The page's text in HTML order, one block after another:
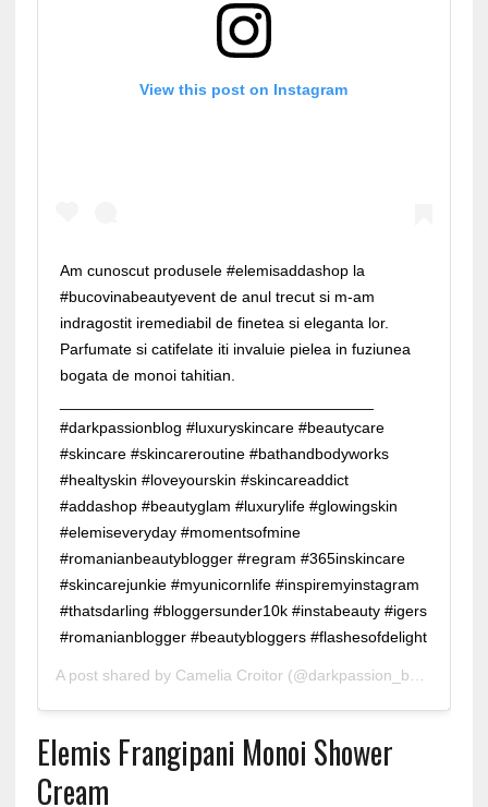
View this post on Instagram
Am cunoscut produsele #elemisaddashop la
#bucovinabeautyevent de anul trecut si m-am
indragostit iremediabil de finetea si eleganta lor.
Parfumate si catifelate iti invaluie pielea in fuziunea
bogata de monoi tahitian.
#darkpassionblog #luxuryskincare #beautycare
#skincare #skincareroutine #bathandbodyworks
#healtyskin #loveyourskin #skincareaddict
#addashop #beautyglam #luxurylife #glowingskin
#elemiseveryday #momentsofmine
#romanianbeautyblogger #regram #365inskincare
#skincarejunkie #myunicornlife #inspiremyinstagram
#thatsdarling #bloggersunder10k #instabeauty #igers
#romanianblogger #beautybloggers #flashesofdelight
A post shared by Camelia Croitor (@darkpassion_beautyblog) on
Elemis Frangipani Monoi Shower
Cream